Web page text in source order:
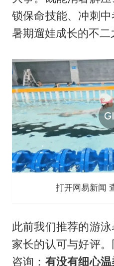
锁保命技能、冲刺
暑期遛娃成长的不二
打开网易新闻
此前我们推荐的游
家长的认可与好评
咨询： 有没有细心